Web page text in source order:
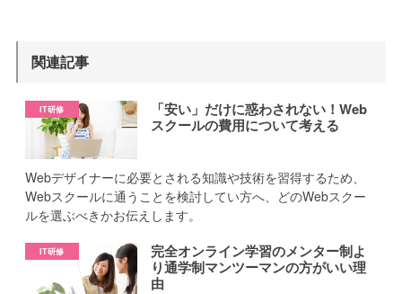
関連記事
「安い」だけに惑わされない！Web
スクールの費用について考える
Webデザイナーに必要とされる知識や技術を習得するため、
Webスクールに通うことを検討してい方へ、どのWebスクー
ルを選ぶべきかお伝えします。
完全オンライン学習のメンター制よ
り通学制マンツーマンの方がいい理
由